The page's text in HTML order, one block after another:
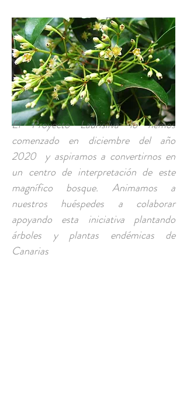
El Proyecto Laurisilva lo hemos
comenzado en diciembre del año
2020 y aspiramos a convertirnos en
un centro de interpretación de este
magnífico bosque. Animamos a
nuestros huéspedes a colaborar
apoyando esta iniciativa plantando
árboles y plantas endémicas de
Canarias